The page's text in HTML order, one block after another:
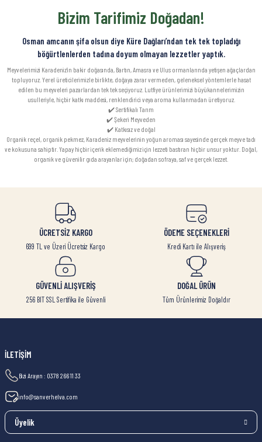
Bizim Tarifimiz Doğadan!
Osman amcanın şifa olsun diye Küre Dağları’ndan tek tek topladığı
böğürtlenlerden tadına doyum olmayan lezzetler yaptık.
Meyvelerimizi Karadeniz’in bakir doğasında, Bartın, Amasra ve Ulus ormanlarında yetişen ağaçlardan
topluyoruz. Yerel üreticilerimizle birlikte, doğaya zarar vermeden, geleneksel yöntemlerle hasat
edilen bu meyveleri pazarlardan tek tek seçiyoruz. Lutfiye ürünlerimizi büyükannelerimizin
usulleriyle, hiçbir katkı maddesi, renklendirici veya aroma kullanmadan üretiyoruz.
✔️ Sertifikalı Tarım
✔️ Şekeri Meyveden
✔️ Katkısız ve doğal
Organik reçel, organik pekmez, Karadeniz meyvelerinin yoğun aroması sayesinde gerçek meyve tadı
ve kokusuna sahiptir. Yapay hiçbir içerik eklemediğimiz için lezzeti bastıran hiçbir unsur yoktur. Doğal,
organik ve güvenilir gıda arayanlar için; doğadan sofraya, saf ve gerçek lezzet.
ÜCRETSİZ KARGO
699 TL ve Üzeri Ücretsiz Kargo
ÖDEME SEÇENEKLERİ
Kredi Kartı ile Alışveriş
GÜVENLİ ALIŞVERİŞ
256 BIT SSL Sertifika ile Güvenli
DOĞAL ÜRÜN
Tüm Ürünlerimiz Doğaldır
İLETİŞİM
Bizi Arayın : 0378 266 11 33
info@sanverhelva.com
Üyelik